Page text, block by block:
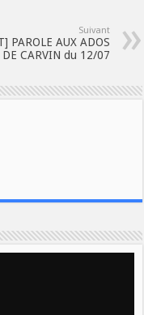
Suivant
PAROLE AUX ADOS
DE CARVIN du 12/07